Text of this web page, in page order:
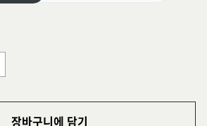
장바구니에 담기